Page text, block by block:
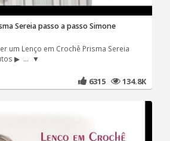
Sereia passo a passo Simone
um Lenço em Crochê Prisma Sereia
▶ ... ▼
6315 134.8K